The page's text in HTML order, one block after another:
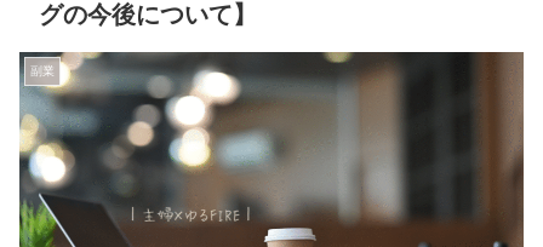
グの今後について】
副業